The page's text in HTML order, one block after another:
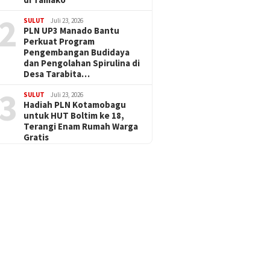
SULUT Juli 23, 2026
PLN UP3 Manado Bantu
Perkuat Program
Pengembangan Budidaya
dan Pengolahan Spirulina di
Desa Tarabita…
SULUT Juli 23, 2026
Hadiah PLN Kotamobagu
untuk HUT Boltim ke 18,
Terangi Enam Rumah Warga
Gratis